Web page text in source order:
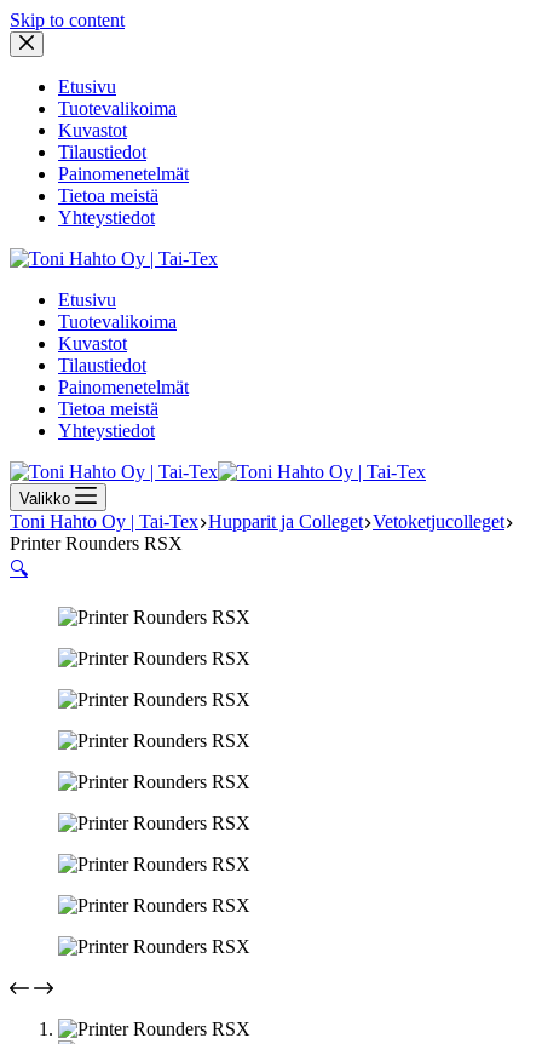
Skip to content
Etusivu
Tuotevalikoima
Kuvastot
Tilaustiedot
Painomenetelmät
Tietoa meistä
Yhteystiedot
Etusivu
Tuotevalikoima
Kuvastot
Tilaustiedot
Painomenetelmät
Tietoa meistä
Yhteystiedot
Valikko
Toni Hahto Oy | Tai-Tex Hupparit ja Colleget Vetoketjucolleget
Printer Rounders RSX
🔍